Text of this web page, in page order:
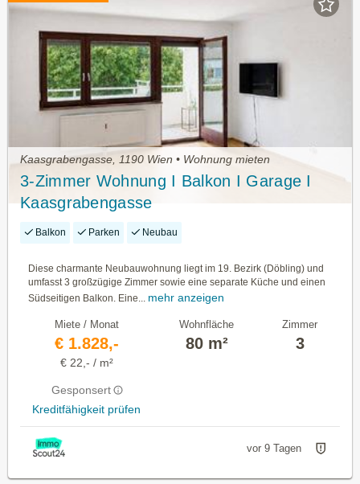
Kaasgrabengasse, 1190 Wien • Wohnung mieten
3-Zimmer Wohnung I Balkon I Garage I
Kaasgrabengasse
Balkon Parken Neubau
Diese charmante Neubauwohnung liegt im 19. Bezirk (Döbling) und
umfasst 3 großzügige Zimmer sowie eine separate Küche und einen
Südseitigen Balkon. Eine... mehr anzeigen
Miete / Monat
€ 1.828,-
€ 22,- / m²
Gesponsert
Kreditfähigkeit prüfen
Wohnfläche
80 m²
Zimmer
3
vor 9 Tagen